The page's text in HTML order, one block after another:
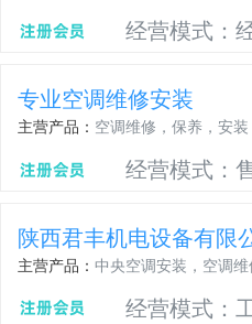
经营模式：
专业空调维修安装
主营产品： 空调维修，保养，安
经营模式：
陕西君丰机电设备有限
主营产品： 中央空调安装，空调维
经营模式：